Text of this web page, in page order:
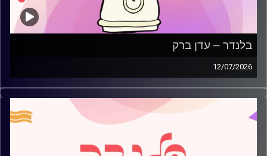
בלנדר – עדן ברק
12/07/2026
מוזיקה קצבית חדשה עם עדן ברק
קרדיט תמונות:
AudioVersity